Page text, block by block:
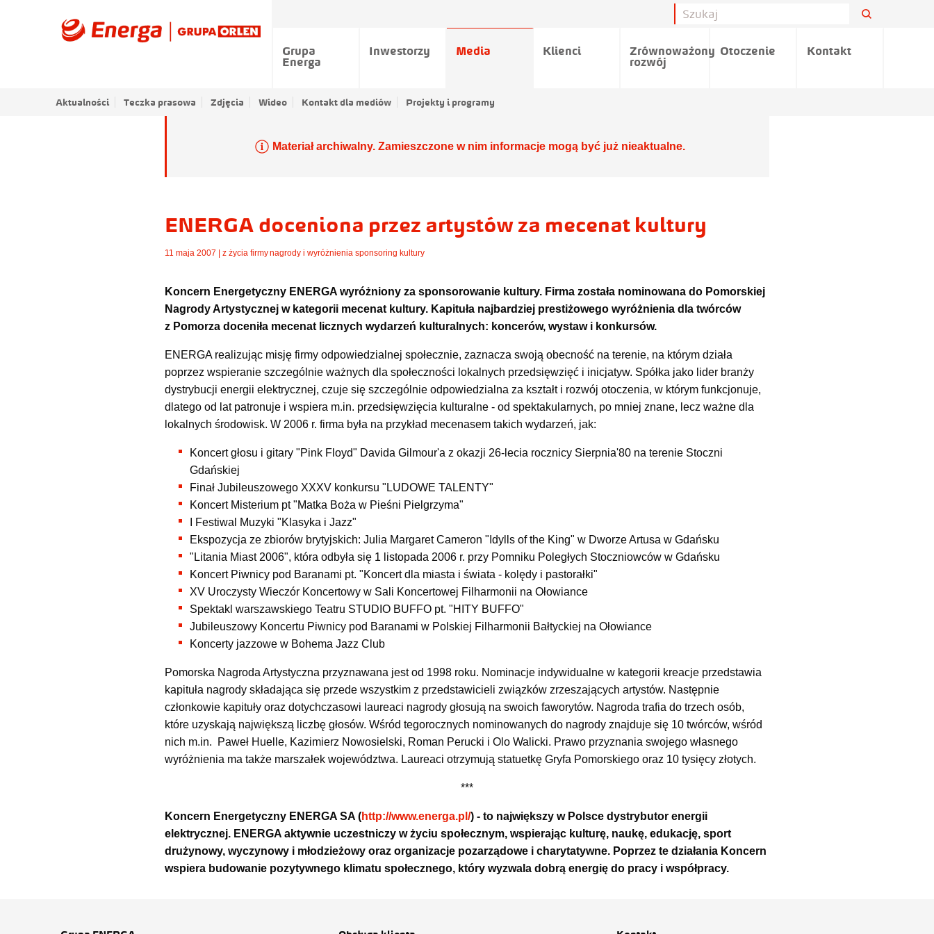
Grupa
Energa
Inwestorzy Media
Aktualności Teczka prasowa Zdjęcia Wideo Kontakt dla mediów Projekty i programy
Klienci
Zrównoważony
rozwój
Otoczenie Kontakt
Materiał archiwalny. Zamieszczone w nim informacje mogą być już nieaktualne.
ENERGA doceniona przez artystów za mecenat kultury
11 maja 2007 | z życia firmy,nagrody i wyróżnienia sponsoring kultury
Koncern Energetyczny ENERGA wyróżniony za sponsorowanie kultury. Firma została nominowana do Pomorskiej
Nagrody Artystycznej w kategorii mecenat kultury. Kapituła najbardziej prestiżowego wyróżnienia dla twórców
z Pomorza doceniła mecenat licznych wydarzeń kulturalnych: koncerów, wystaw i konkursów.
ENERGA realizując misję firmy odpowiedzialnej społecznie, zaznacza swoją obecność na terenie, na którym działa
poprzez wspieranie szczególnie ważnych dla społeczności lokalnych przedsięwzięć i inicjatyw. Spółka jako lider branży
dystrybucji energii elektrycznej, czuje się szczególnie odpowiedzialna za kształt i rozwój otoczenia, w którym funkcjonuje,
dlatego od lat patronuje i wspiera m.in. przedsięwzięcia kulturalne - od spektakularnych, po mniej znane, lecz ważne dla
lokalnych środowisk. W 2006 r. firma była na przykład mecenasem takich wydarzeń, jak:
Koncert głosu i gitary "Pink Floyd" Davida Gilmour'a z okazji 26-lecia rocznicy Sierpnia'80 na terenie Stoczni
Gdańskiej
Finał Jubileuszowego XXXV konkursu "LUDOWE TALENTY"
Koncert Misterium pt "Matka Boża w Pieśni Pielgrzyma"
I Festiwal Muzyki "Klasyka i Jazz"
Ekspozycja ze zbiorów brytyjskich: Julia Margaret Cameron "Idylls of the King" w Dworze Artusa w Gdańsku
"Litania Miast 2006", która odbyła się 1 listopada 2006 r. przy Pomniku Poległych Stoczniowców w Gdańsku
Koncert Piwnicy pod Baranami pt. "Koncert dla miasta i świata - kolędy i pastorałki"
XV Uroczysty Wieczór Koncertowy w Sali Koncertowej Filharmonii na Ołowiance
Spektakl warszawskiego Teatru STUDIO BUFFO pt. "HITY BUFFO"
Jubileuszowy Koncertu Piwnicy pod Baranami w Polskiej Filharmonii Bałtyckiej na Ołowiance
Koncerty jazzowe w Bohema Jazz Club
Pomorska Nagroda Artystyczna przyznawana jest od 1998 roku. Nominacje indywidualne w kategorii kreacje przedstawia
kapituła nagrody składająca się przede wszystkim z przedstawicieli związków zrzeszających artystów. Następnie
członkowie kapituły oraz dotychczasowi laureaci nagrody głosują na swoich faworytów. Nagroda trafia do trzech osób,
które uzyskają największą liczbę głosów. Wśród tegorocznych nominowanych do nagrody znajduje się 10 twórców, wśród
nich m.in. Paweł Huelle, Kazimierz Nowosielski, Roman Perucki i Olo Walicki. Prawo przyznania swojego własnego
wyróżnienia ma także marszałek województwa. Laureaci otrzymują statuetkę Gryfa Pomorskiego oraz 10 tysięcy złotych.
***
Koncern Energetyczny ENERGA SA (http://www.energa.pl/) - to największy w Polsce dystrybutor energii
elektrycznej. ENERGA aktywnie uczestniczy w życiu społecznym, wspierając kulturę, naukę, edukację, sport
drużynowy, wyczynowy i młodzieżowy oraz organizacje pozarządowe i charytatywne. Poprzez te działania Koncern
wspiera budowanie pozytywnego klimatu społecznego, który wyzwala dobrą energię do pracy i współpracy.